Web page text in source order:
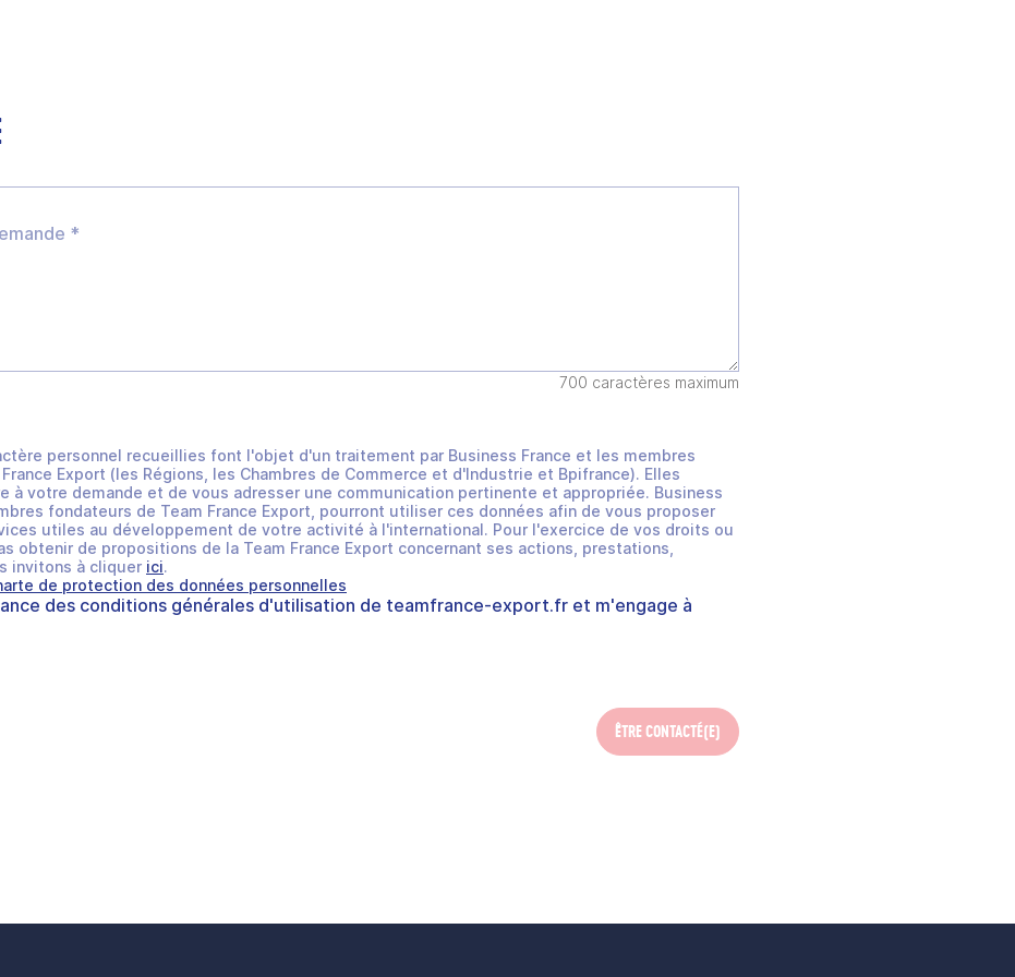
700 caractères maximum
personnel recueillies font l'objet d'un traitement par Business France et les membres
Export (les Régions, les Chambres de Commerce et d'Industrie et Bpifrance). Elles
à votre demande et de vous adresser une communication pertinente et appropriée. Business
fondateurs de Team France Export, pourront utiliser ces données afin de vous proposer
utiles au développement de votre activité à l'international. Pour l'exercice de vos droits ou
obtenir de propositions de la Team France Export concernant ses actions, prestations,
invitons à cliquer ici.
de protection des données personnelles
des conditions générales d'utilisation de teamfrance-export.fr et m'engage à
ÊTRE CONTACTÉ(E)